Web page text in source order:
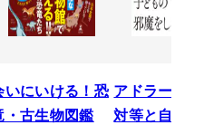
いにいける！恐
・古生物図鑑
アドラーの
対等と自立